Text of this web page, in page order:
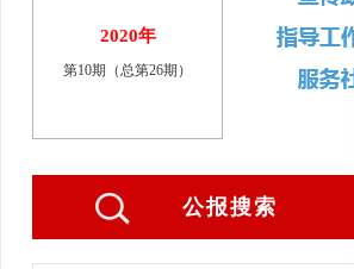
2020年
第10期（总第26期）
公报搜索